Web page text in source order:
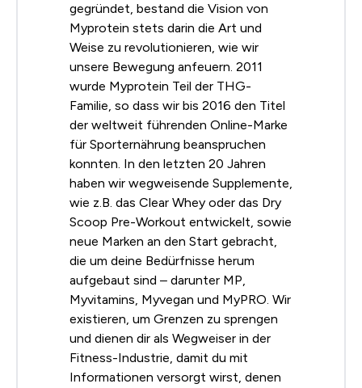
gegründet, bestand die Vision von
Myprotein stets darin die Art und
Weise zu revolutionieren, wie wir
unsere Bewegung anfeuern. 2011
wurde Myprotein Teil der THG-
Familie, so dass wir bis 2016 den Titel
der weltweit führenden Online-Marke
für Sporternährung beanspruchen
konnten. In den letzten 20 Jahren
haben wir wegweisende Supplemente,
wie z.B. das Clear Whey oder das Dry
Scoop Pre-Workout entwickelt, sowie
neue Marken an den Start gebracht,
die um deine Bedürfnisse herum
aufgebaut sind – darunter MP,
Myvitamins, Myvegan und MyPRO. Wir
existieren, um Grenzen zu sprengen
und dienen dir als Wegweiser in der
Fitness-Industrie, damit du mit
Informationen versorgt wirst, denen